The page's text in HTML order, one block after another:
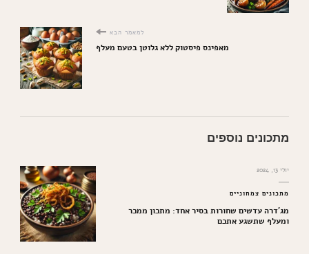
למאמר הבא
מאפינס פיסטוק ללא גלוטן בטעם מעלף
מתכונים נוספים
יולי 13, 2024
מתכונים צמחוניים
מג'דרה עדשים שחורות בסיר אחד: מתכון ממכר
ומעלף שתשגע אתכם